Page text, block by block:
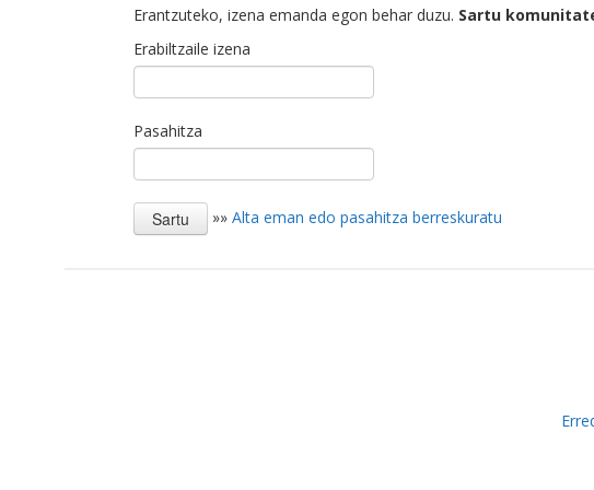
Erantzuteko, izena emanda egon behar duzu. Sartu
Erabiltzaile izena
Pasahitza
»» Alta eman edo pasahitza berreskuratu